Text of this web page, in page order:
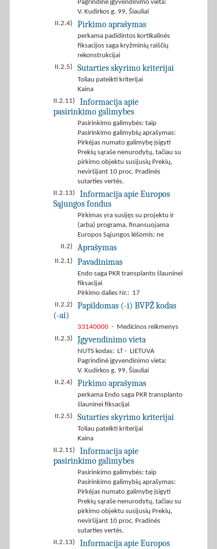
Pagrindinė įgyvendinimo vieta:
V. Kudirkos g. 99, Šiauliai
II.2.4)
Pirkimo aprašymas
perkama padidintos kortikalinės
fiksacijos saga kryžminių raiščių
rekonstrukcijai
II.2.5)
Sutarties skyrimo kriterijai
Toliau pateikti kriterijai
Kaina
II.2.11)
Informacija apie
pasirinkimo galimybes
Pasirinkimo galimybės: taip
Pasirinkimo galimybių aprašymas:
Pirkėjas numato galimybę įsigyti
Prekių sąraše nenurodytų, tačiau su
pirkimo objektu susijusių Prekių,
neviršijant 10 proc. Pradinės
sutarties vertės.
II.2.13)
Informacija apie Europos
Sąjungos fondus
Pirkimas yra susijęs su projektu ir
(arba) programa, finansuojama
Europos Sąjungos lėšomis: ne
II.2)
Aprašymas
II.2.1) Pavadinimas
Endo saga PKR transplanto šlauninei
fiksacijai
Pirkimo dalies Nr.: 17
II.2.2)
Papildomas (-i) BVPŽ kodas
(-ai)
33140000 - Medicinos reikmenys
II.2.3)
Įgyvendinimo vieta
NUTS kodas: LT - LIETUVA
Pagrindinė įgyvendinimo vieta:
V. Kudirkos g. 99, Šiauliai
II.2.4)
Pirkimo aprašymas
perkama Endo saga PKR transplanto
šlauninei fiksacijai
II.2.5)
Sutarties skyrimo kriterijai
Toliau pateikti kriterijai
Kaina
II.2.11)
Informacija apie
pasirinkimo galimybes
Pasirinkimo galimybės: taip
Pasirinkimo galimybių aprašymas:
Pirkėjas numato galimybę įsigyti
Prekių sąraše nenurodytų, tačiau su
pirkimo objektu susijusių Prekių,
neviršijant 10 proc. Pradinės
sutarties vertės.
II.2.13)
Informacija apie Europos